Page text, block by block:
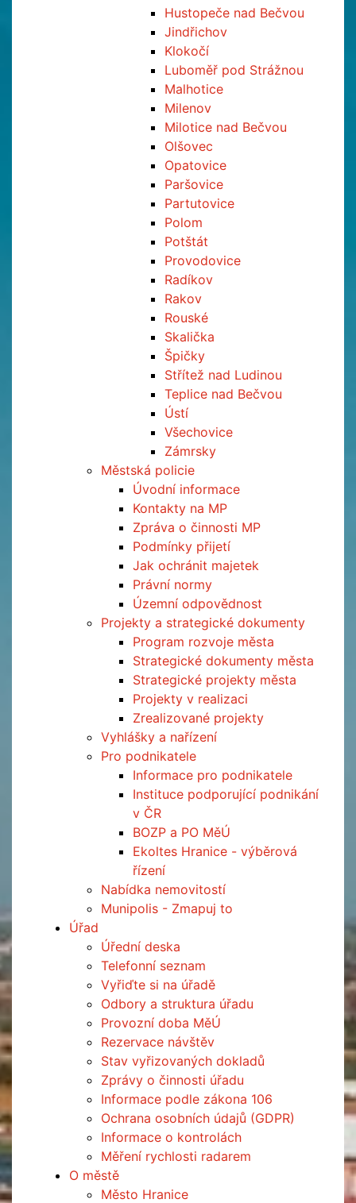
Hustopeče nad Bečvou
Jindřichov
Klokočí
Luboměř pod Strážnou
Malhotice
Milenov
Milotice nad Bečvou
Olšovec
Opatovice
Paršovice
Partutovice
Polom
Potštát
Provodovice
Radíkov
Rakov
Rouské
Skalička
Špičky
Střítež nad Ludinou
Teplice nad Bečvou
Ústí
Všechovice
Zámrsky
Městská policie
Úvodní informace
Kontakty na MP
Zpráva o činnosti MP
Podmínky přijetí
Jak ochránit majetek
Právní normy
Územní odpovědnost
Projekty a strategické dokumenty
Program rozvoje města
Strategické dokumenty města
Strategické projekty města
Projekty v realizaci
Zrealizované projekty
Vyhlášky a nařízení
Pro podnikatele
Informace pro podnikatele
Instituce podporující podnikání
v ČR
BOZP a PO MěÚ
Ekoltes Hranice - výběrová
řízení
Nabídka nemovitostí
Munipolis - Zmapuj to
Úřad
Úřední deska
Telefonní seznam
Vyřiďte si na úřadě
Odbory a struktura úřadu
Provozní doba MěÚ
Rezervace návštěv
Stav vyřizovaných dokladů
Zprávy o činnosti úřadu
Informace podle zákona 106
Ochrana osobních údajů (GDPR)
Informace o kontrolách
Měření rychlosti radarem
O městě
Město Hranice